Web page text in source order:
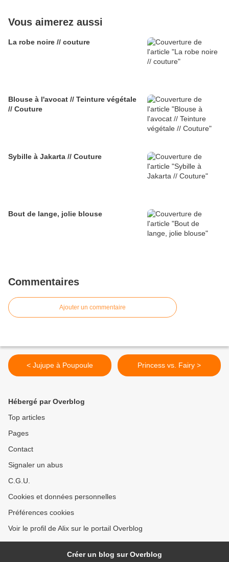
Vous aimerez aussi
La robe noire // couture
Blouse à l'avocat // Teinture végétale
// Couture
Sybille à Jakarta // Couture
Bout de lange, jolie blouse
Commentaires
Ajouter un commentaire
< Jujupe à Poupoule Princess vs. Fairy >
Hébergé par Overblog
Top articles
Pages
Contact
Signaler un abus
C.G.U.
Cookies et données personnelles
Préférences cookies
Voir le profil de Alix sur le portail Overblog
Créer un blog sur Overblog